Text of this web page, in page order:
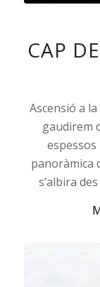
CAP
Ascensió a
gaudirem
panoràmica
s’albira